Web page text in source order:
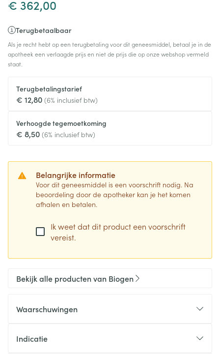
€ 362,00
Terugbetaalbaar
Als je recht hebt op een terugbetaling voor dit geneesmiddel, betaal je in de
apotheek een verlaagde prijs en niet de prijs die op onze webshop vermeld
staat.
Terugbetalingstarief
€ 12,80 (6% inclusief btw)
Verhoogde tegemoetkoming
€ 8,50 (6% inclusief btw)
Belangrijke informatie
Voor dit geneesmiddel is een voorschrift nodig. Na
beoordeling door de apotheker kan je het komen
afhalen en betalen.
Ik weet dat dit product een voorschrift
vereist.
Bekijk alle producten van Biogen
Waarschuwingen
Indicatie